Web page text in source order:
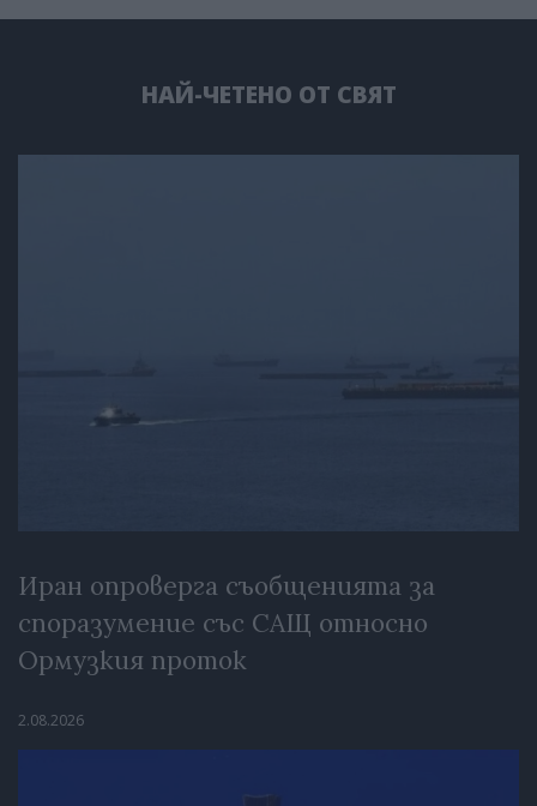
НАЙ-ЧЕТЕНО ОТ СВЯТ
Иран опроверга съобщенията за
споразумение със САЩ относно
Ормузкия проток
2.08.2026